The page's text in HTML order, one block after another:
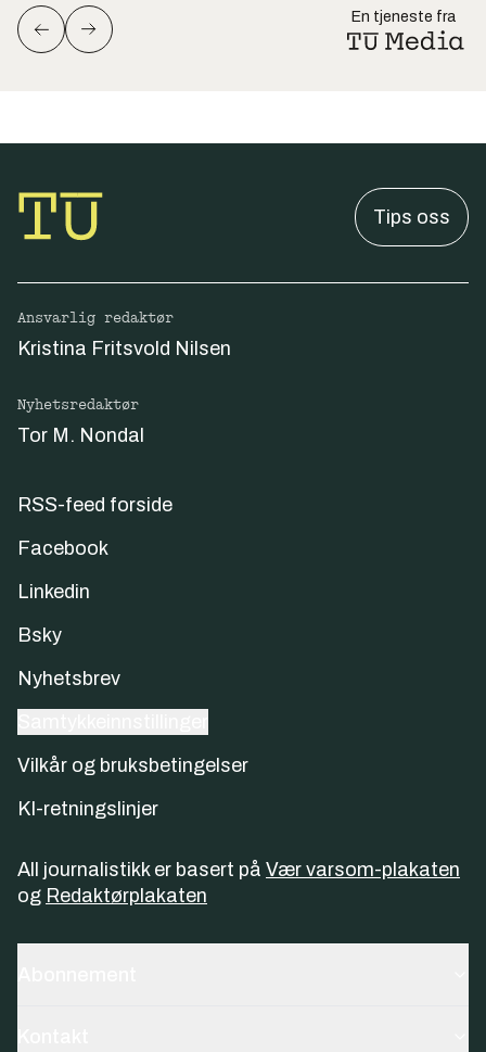
En tjeneste fra
Tips oss
Ansvarlig redaktør
Kristina Fritsvold Nilsen
Nyhetsredaktør
Tor M. Nondal
RSS-feed forside
Facebook
Linkedin
Bsky
Nyhetsbrev
Vilkår og bruksbetingelser
KI-retningslinjer
All journalistikk er basert på Vær varsom-plakaten
og Redaktørplakaten